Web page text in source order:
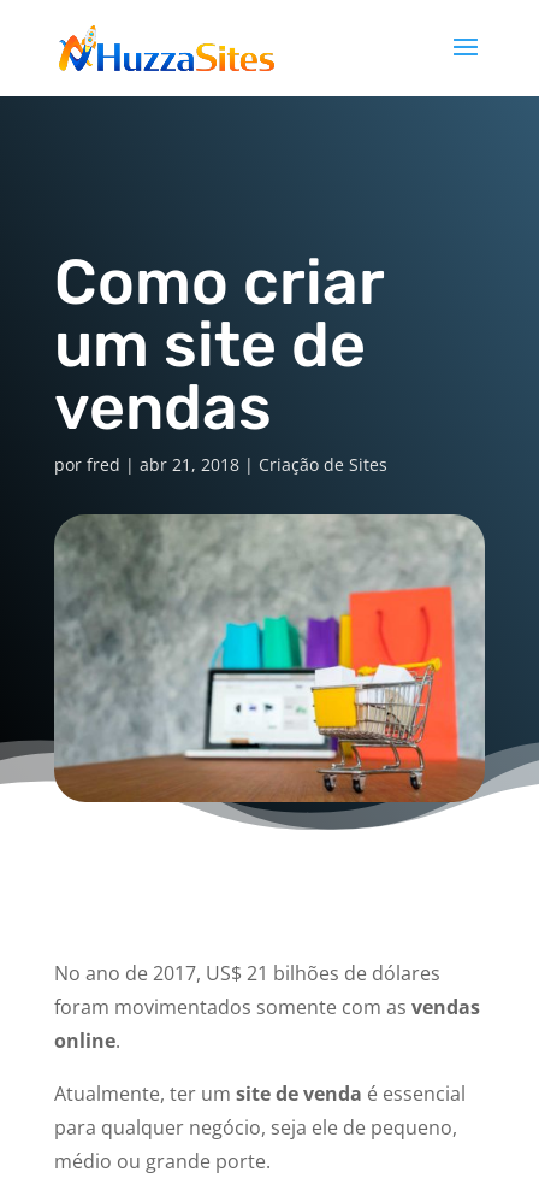
Como criar
um site de
vendas
por fred | abr 21, 2018| Criação de Sites
No ano de 2017, US$ 21 bilhões de dólares
foram movimentados somente com as vendas
online.
Atualmente, ter um site de venda é essencial
para qualquer negócio, seja ele de pequeno,
médio ou grande porte.